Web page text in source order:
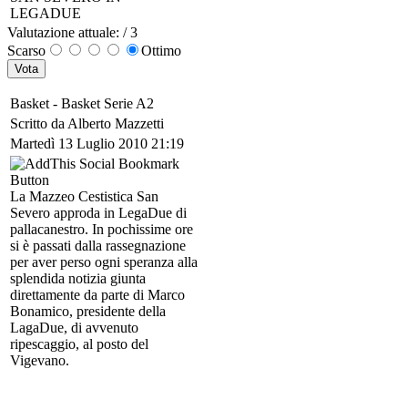
LEGADUE
Valutazione attuale: / 3
Scarso
Ottimo
Basket - Basket Serie A2
Scritto da Alberto Mazzetti
Martedì 13 Luglio 2010 21:19
La Mazzeo Cestistica San
Severo approda in LegaDue di
pallacanestro. In pochissime ore
si è passati dalla rassegnazione
per aver perso ogni speranza alla
splendida notizia giunta
direttamente da parte di Marco
Bonamico, presidente della
LagaDue, di avvenuto
ripescaggio, al posto del
Vigevano.